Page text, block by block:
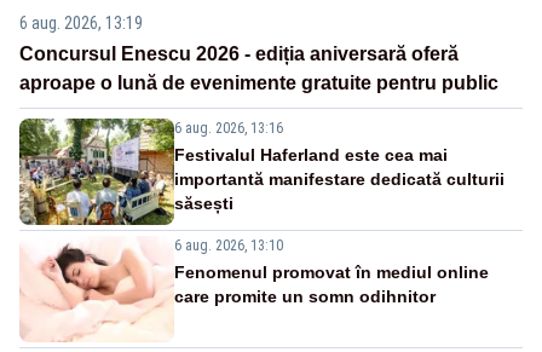
6 aug. 2026, 13:19
Concursul Enescu 2026 - ediția aniversară oferă
aproape o lună de evenimente gratuite pentru public
6 aug. 2026, 13:16
Festivalul Haferland este cea mai
importantă manifestare dedicată culturii
săsești
6 aug. 2026, 13:10
Fenomenul promovat în mediul online
care promite un somn odihnitor